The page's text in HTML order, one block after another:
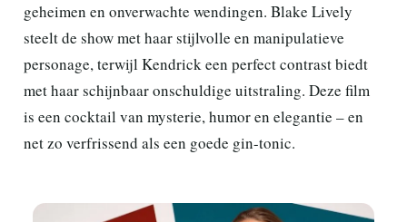
geheimen en onverwachte wendingen. Blake Lively
steelt de show met haar stijlvolle en manipulatieve
personage, terwijl Kendrick een perfect contrast biedt
met haar schijnbaar onschuldige uitstraling. Deze film
is een cocktail van mysterie, humor en elegantie – en
net zo verfrissend als een goede gin-tonic.